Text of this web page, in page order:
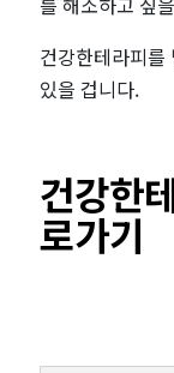
건강한테라피를
있을 겁니다.
건강한
로가기